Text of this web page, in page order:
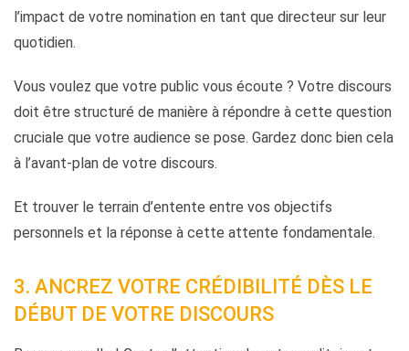
l’impact de votre nomination en tant que directeur sur leur
quotidien.
Vous voulez que votre public vous écoute ? Votre discours
doit être structuré de manière à répondre à cette question
cruciale que votre audience se pose. Gardez donc bien cela
à l’avant-plan de votre discours.
Et trouver le terrain d’entente entre vos objectifs
personnels et la réponse à cette attente fondamentale.
3. ANCREZ VOTRE CRÉDIBILITÉ DÈS LE
DÉBUT DE VOTRE DISCOURS